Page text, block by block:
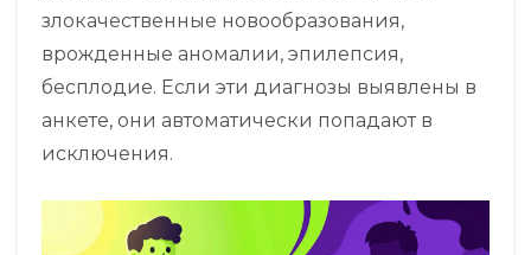
злокачественные новообразования,
врожденные аномалии, эпилепсия,
бесплодие. Если эти диагнозы выявлены в
анкете, они автоматически попадают в
исключения.